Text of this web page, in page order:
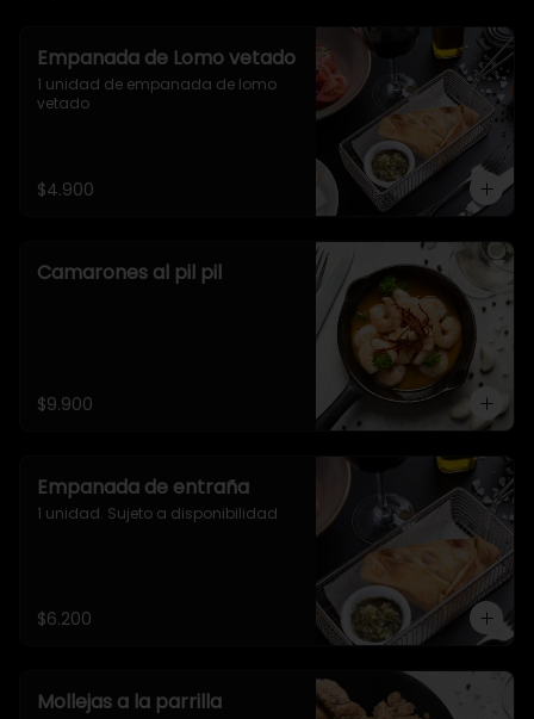
Empanada de Lomo vetado
1 unidad de empanada de lomo
vetado
$4.900
Camarones al pil pil
$9.900
Empanada de entraña
1 unidad. Sujeto a disponibilidad
$6.200
Mollejas a la parrilla